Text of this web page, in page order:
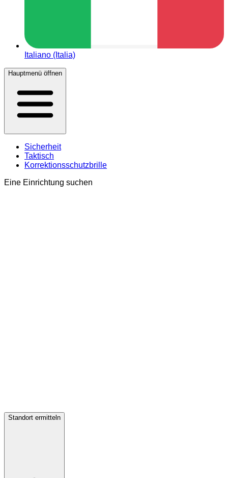
Italiano (Italia)
Hauptmenü öffnen
Sicherheit
Taktisch
Korrektionsschutzbrille
Eine Einrichtung suchen
Standort ermitteln